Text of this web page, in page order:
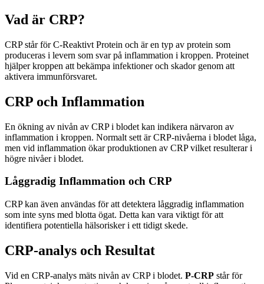
Vad är CRP?
CRP står för C-Reaktivt Protein och är en typ av protein som
produceras i levern som svar på inflammation i kroppen. Proteinet
hjälper kroppen att bekämpa infektioner och skador genom att
aktivera immunförsvaret.
CRP och Inflammation
En ökning av nivån av CRP i blodet kan indikera närvaron av
inflammation i kroppen. Normalt sett är CRP-nivåerna i blodet låga,
men vid inflammation ökar produktionen av CRP vilket resulterar i
högre nivåer i blodet.
Låggradig Inflammation och CRP
CRP kan även användas för att detektera låggradig inflammation
som inte syns med blotta ögat. Detta kan vara viktigt för att
identifiera potentiella hälsorisker i ett tidigt skede.
CRP-analys och Resultat
Vid en CRP-analys mäts nivån av CRP i blodet. P-CRP står för